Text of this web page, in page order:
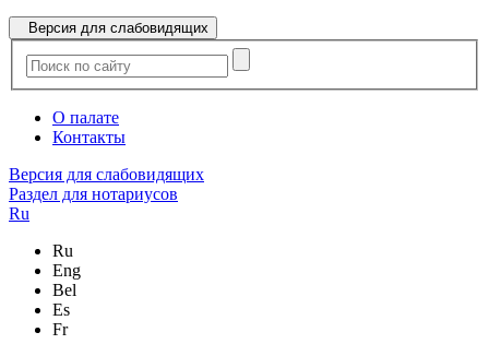
Версия для слабовидящих
О палате
Контакты
Версия для слабовидящих
Раздел для нотариусов
Ru
Ru
Eng
Bel
Es
Fr